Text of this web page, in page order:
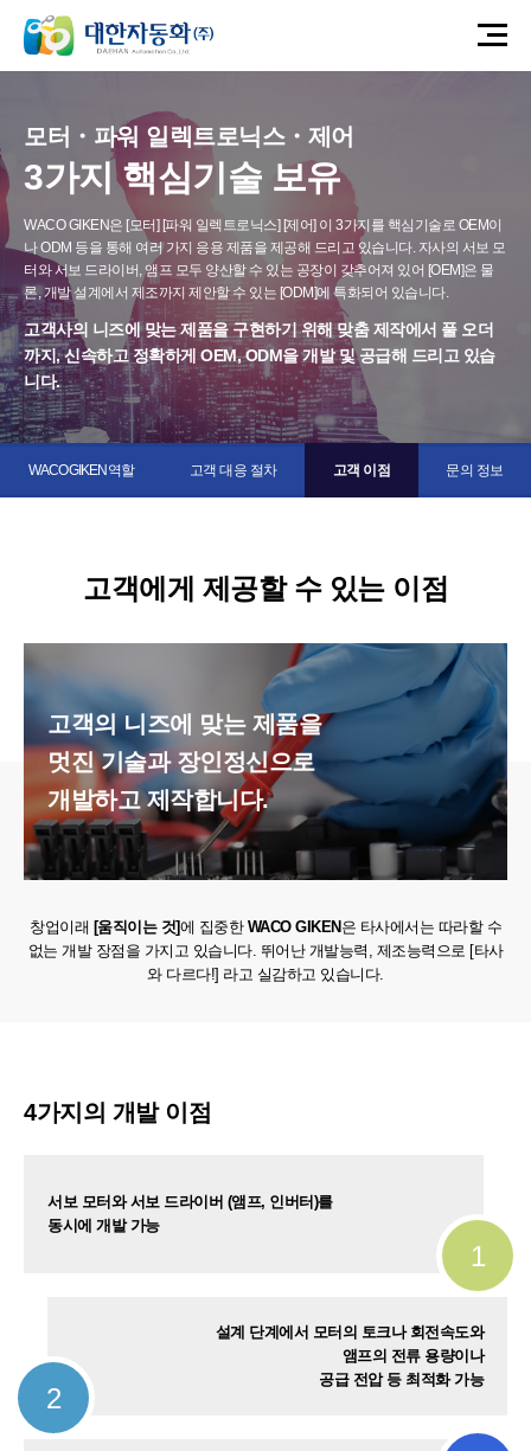
모터・파워 일렉트로닉스・제어
3가지 핵심기술 보유
WACO GIKEN은 [모터] [파워 일렉트로닉스] [제어] 이 3가지를 핵심기술로 OEM이
나 ODM 등을 통해 여러 가지 응용 제품을 제공해 드리고 있습니다. 자사의 서보 모
터와 서보 드라이버, 앰프 모두 양산할 수 있는 공장이 갖추어져 있어 [OEM]은 물
론, 개발 설계에서 제조까지 제안할 수 있는 [ODM]에 특화되어 있습니다.
고객사의 니즈에 맞는 제품을 구현하기 위해맞춤 제작에서 풀 오더
까지,신속하고 정확하게 OEM, ODM을 개발 및 공급해 드리고 있습
니다.
WACO GIKEN 역할 고객 대응 절차 고객 이점 문의 정보
고객에게 제공할 수 있는 이점​
고객의 니즈에 맞는 제품을
멋진 기술과 장인정신으로
개발하고 제작합니다.
창업이래 [움직이는 것]에 집중한 WACO GIKEN 은 타사에서는 따라할 수
없는 개발 장점을 가지고 있습니다. 뛰어난 개발능력, 제조능력으로 [타사
와 다르다!] 라고 실감하고 있습니다.
4가지의 개발 이점
1
서보 모터와 서보 드라이버 (앰프, 인버터)를
동시에 개발 가능
2
설계 단계에서 모터의 토크나 회전속도와
앰프의 전류 용량이나
공급 전압 등 최적화 가능